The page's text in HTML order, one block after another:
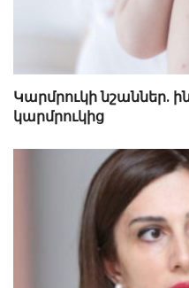
Կարմրուկի նշաններ.
կարմրուկից